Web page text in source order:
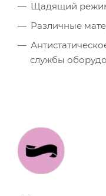
Щадящий режим
Различные
службы